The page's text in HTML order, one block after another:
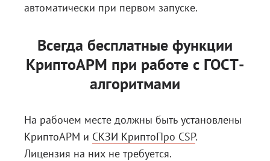
автоматически при первом запуске.
Всегда бесплатные функции
КриптоАРМ при работе с ГОСТ-
алгоритмами
На рабочем месте должны быть установлены
КриптоАРМ и СКЗИ КриптоПро CSP.
Лицензия на них не требуется.